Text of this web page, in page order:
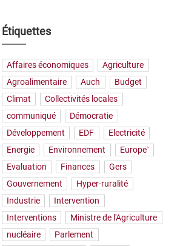
Étiquettes
Affaires économiques
Agriculture
Agroalimentaire
Auch
Budget
Climat
Collectivités locales
communiqué
Démocratie
Développement
EDF
Electricité
Energie
Environnement
Europe`
Evaluation
Finances
Gers
Gouvernement
Hyper-ruralité
Industrie
Intervention
Interventions
Ministre de l'Agriculture
nucléaire
Parlement